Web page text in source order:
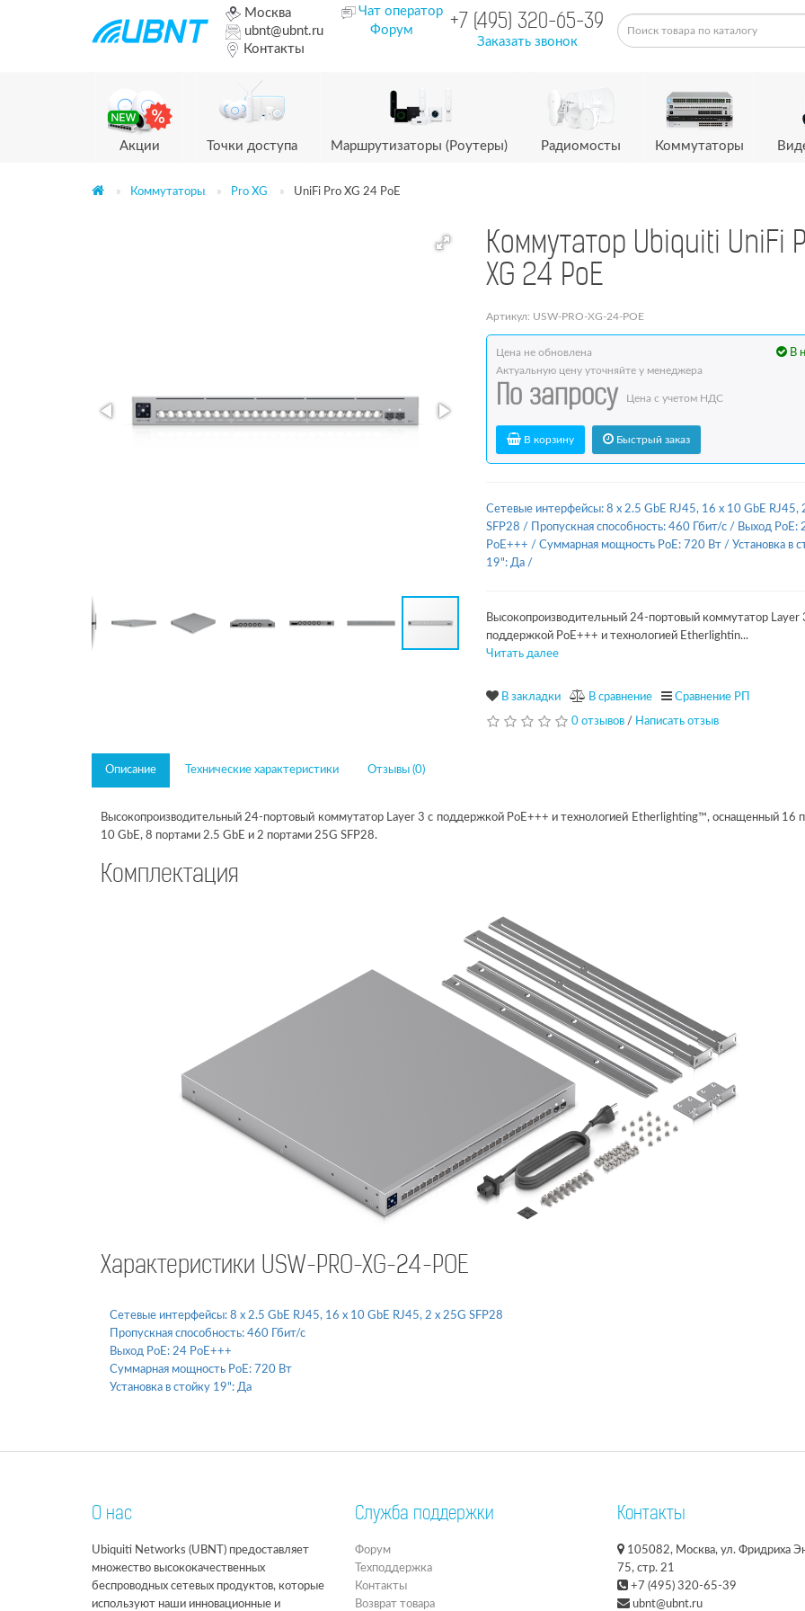
Москва
ubnt@ubnt.ru
Контакты
Чат оператор
Форум
+7 (495) 320-65-39
Заказать звонок
Акции Точки доступа Маршрутизаторы (Роутеры) Радиомосты Коммутаторы
Коммутаторы Pro XG UniFi Pro XG 24 PoE
Коммутатор Ubiquiti UniFi
XG 24 PoE
Артикул: USW-PRO-XG-24-POE
В
Цена не обновлена
Актуальную цену уточняйте у менеджера
По запросу Цена с учетом НДС
В корзину Быстрый заказ
Сетевые интерфейсы: 8 x 2.5 GbE RJ45, 16 x 10 GbE RJ45,
SFP28 / Пропускная способность: 460 Гбит/с/ Выход PoE:
PoE+++ / Суммарная мощность PoE: 720 Вт/ Установка в
19": Да/
Высокопроизводительный 24-портовый коммутатор Layer
поддержкой PoE+++ и технологией Etherlightin...
Читать далее
В закладки В сравнение Сравнение РП
0 отзывов/ Написать отзыв
Описание Технические характеристики Отзывы (0)
Высокопроизводительный 24-портовый коммутатор Layer 3 с поддержкой PoE+++ и технологией Etherlighting™, оснащенный 16
10 GbE, 8 портами 2.5 GbE и 2 портами 25G SFP28.
Комплектация
Характеристики USW-PRO-XG-24-POE
Сетевые интерфейсы: 8 x 2.5 GbE RJ45, 16 x 10 GbE RJ45, 2 x 25G SFP28
Пропускная способность: 460 Гбит/с
Выход PoE: 24 PoE+++
Суммарная мощность PoE: 720 Вт
Установка в стойку 19": Да
О нас
Ubiquiti Networks (UBNT) предоставляет
множество высококачественных
беспроводных сетевых продуктов, которые
используют наши инновационные и
Служба поддержки
Форум
Техподдержка
Контакты
Возврат товара
Контакты
105082, Москва, ул. Фридриха
75, стр. 21
+7 (495) 320-65-39
ubnt@ubnt.ru